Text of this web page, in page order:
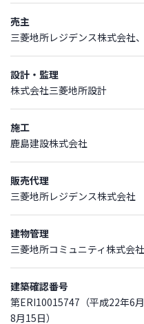
売主
三菱地所レジデンス株式会社
設計・監理
株式会社三菱地所設計
施工
鹿島建設株式会社
販売代理
三菱地所レジデンス株式会社
建物管理
三菱地所コミュニティ株式会社
建築確認番号
第ERI10015747（平成22年6
8月15日）